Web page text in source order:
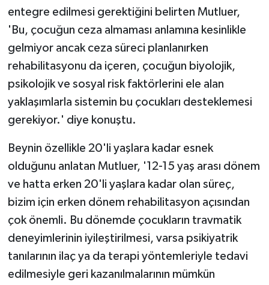
entegre edilmesi gerektiğini belirten Mutluer,
'Bu, çocuğun ceza almaması anlamına kesinlikle
gelmiyor ancak ceza süreci planlanırken
rehabilitasyonu da içeren, çocuğun biyolojik,
psikolojik ve sosyal risk faktörlerini ele alan
yaklaşımlarla sistemin bu çocukları desteklemesi
gerekiyor.' diye konuştu.
Beynin özellikle 20'li yaşlara kadar esnek
olduğunu anlatan Mutluer, '12-15 yaş arası dönem
ve hatta erken 20'li yaşlara kadar olan süreç,
bizim için erken dönem rehabilitasyon açısından
çok önemli. Bu dönemde çocukların travmatik
deneyimlerinin iyileştirilmesi, varsa psikiyatrik
tanılarının ilaç ya da terapi yöntemleriyle tedavi
edilmesiyle geri kazanılmalarının mümkün